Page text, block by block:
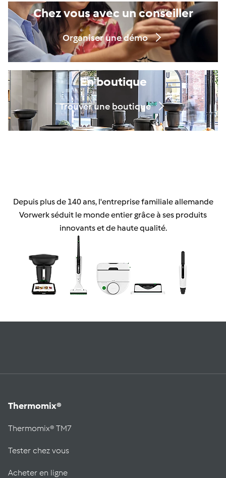
Chez vous avec un conseiller
Organiser une démo
En boutique
Trouver une boutique
Depuis plus de 140 ans, l'entreprise familiale allemande
Vorwerk séduit le monde entier grâce à ses produits
innovants et de haute qualité.
Thermomix®
Thermomix® TM7
Tester chez vous
Acheter en ligne